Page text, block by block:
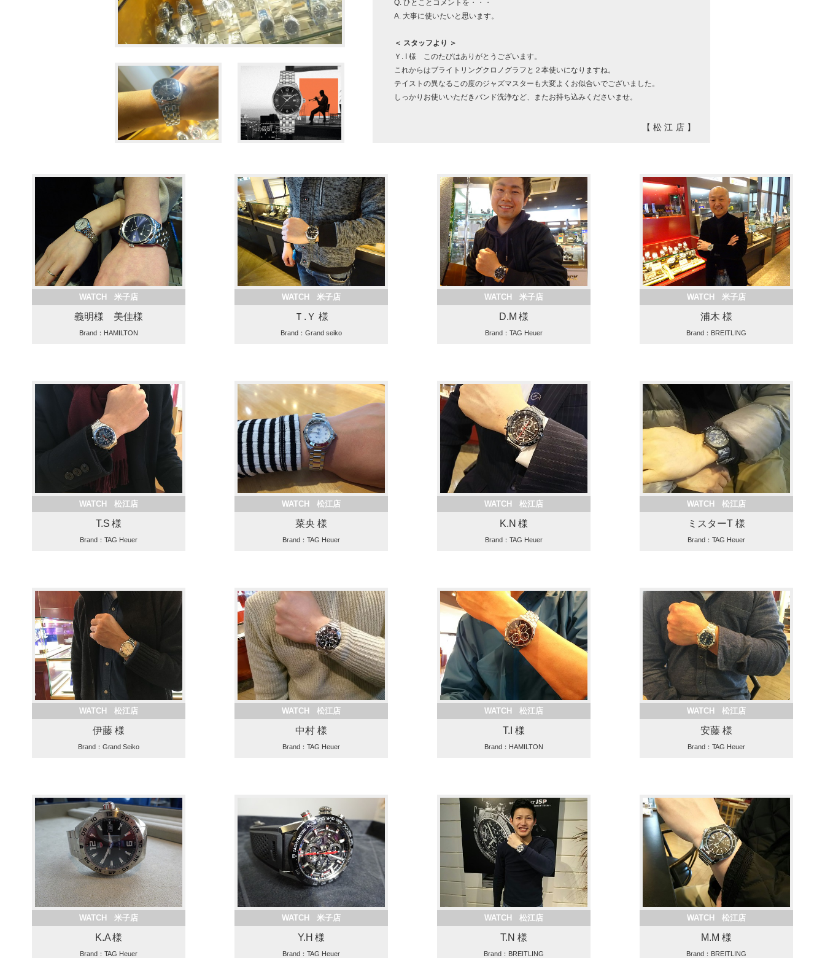
Q. ひとことコメントを・・・
A. 大事に使いたいと思います。
＜ スタッフより ＞
Ｙ. I 様 このたびはありがとうございます。
これからはブライトリングクロノグラフと２本使いになりますね。
テイストの異なるこの度のジャズマスターも大変よくお似合いでございました。
しっかりお使いいただきバンド洗浄など、またお持ち込みくださいませ。
【松江店】
WATCH 米子店
義明様 美佳様
Brand：HAMILTON
WATCH 米子店
Ｔ.Ｙ 様
Brand：Grand seiko
WATCH 米子店
D.M 様
Brand：TAG Heuer
WATCH 米子店
浦木 様
Brand：BREITLING
WATCH 松江店
T.S 様
Brand：TAG Heuer
WATCH 松江店
菜央 様
Brand：TAG Heuer
WATCH 松江店
K.N 様
Brand：TAG Heuer
WATCH 松江店
ミスターT 様
Brand：TAG Heuer
WATCH 松江店
伊藤 様
Brand：Grand Seiko
WATCH 松江店
中村 様
Brand：TAG Heuer
WATCH 松江店
T.I 様
Brand：HAMILTON
WATCH 松江店
安藤 様
Brand：TAG Heuer
WATCH 米子店
K.A 様
Brand：TAG Heuer
WATCH 米子店
Y.H 様
Brand：TAG Heuer
WATCH 松江店
T.N 様
Brand：BREITLING
WATCH 松江店
M.M 様
Brand：BREITLING